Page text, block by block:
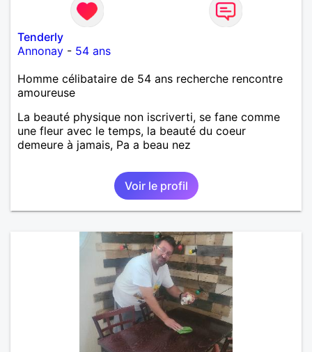
Tenderly
Annonay - 54 ans
Homme célibataire de 54 ans recherche rencontre
amoureuse
La beauté physique non iscriverti, se fane comme
une fleur avec le temps, la beauté du coeur
demeure à jamais, Pa a beau nez
Voir le profil